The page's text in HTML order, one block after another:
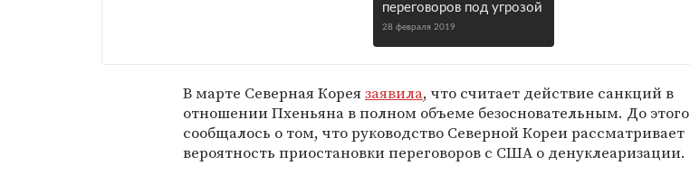
переговоров под угрозой
28 февраля 2019
В марте Северная Кореязаявила, что считает действие санкций в
отношении Пхеньяна в полном объеме безосновательным. До этого
сообщалось о том, что руководство Северной Кореи рассматривает
вероятность приостановки переговоров с США о денуклеаризации.